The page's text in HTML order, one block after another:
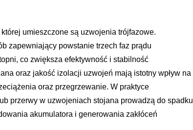
umieszczone są uzwojenia trójfazowe.
zapewniający powstanie trzech faz prądu
co zwiększa efektywność i stabilność
oraz jakość izolacji uzwojeń mają istotny wpływ na
oraz przegrzewanie. W praktyce
przerwy w uzwojeniach stojana prowadzą do spadku
akumulatora i generowania zakłóceń